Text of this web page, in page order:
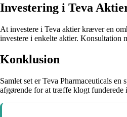
Investering i Teva
At investere i Teva aktier kræver en
investere i enkelte aktier. Konsultation
Konklusion
Samlet set er Teva Pharmaceuticals
afgørende for at træffe klogt funderede